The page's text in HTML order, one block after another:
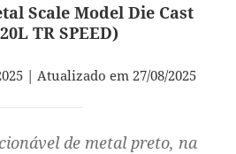
Scale Model Die Cast
TR SPEED)
| Atualizado em 27/08/2025
de metal preto, na